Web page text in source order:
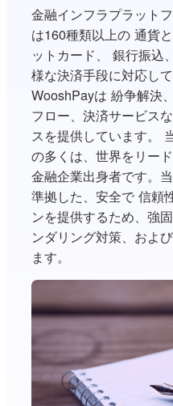
金融インフラプラット
は160種類以上の 通貨
ットカード、 銀行振込
様な決済手段に対応し
WooshPayは 紛争解決
フロー、決済サービス
スを提供しています。
の多くは、世界をリー
金融企業出身者です。
準拠した、安全で 信頼
ンを提供するため、強
ンダリング対策、およ
ます。